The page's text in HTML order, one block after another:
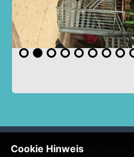
Homepage des CDU
Cookie Hinweis